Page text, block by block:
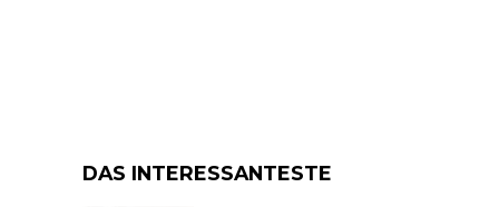
DAS INTERESSANTESTE